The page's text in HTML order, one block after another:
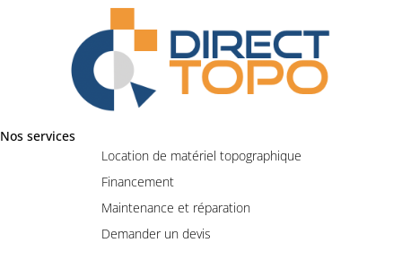
Nos services
Location de matériel topographique
Financement
Maintenance et réparation
Demander un devis